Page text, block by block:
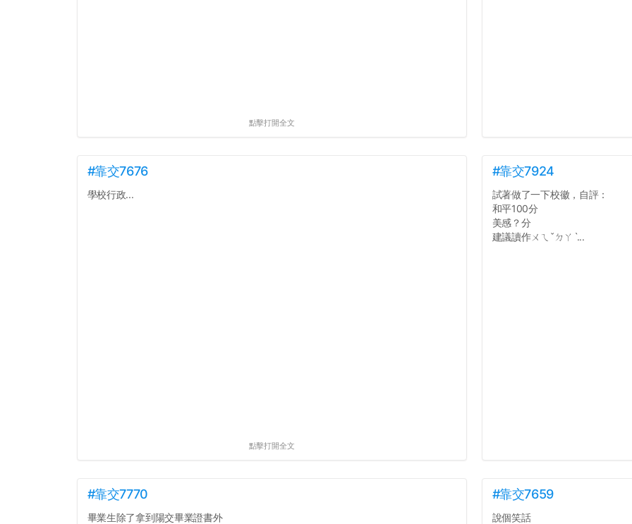
點擊打開全文
#靠交7676
學校行政...
點擊打開全文
#靠交7924
試著做了一下校徽，自評：
和平100分
美感？分
建議讀作ㄨㄟˇㄉㄚˋ...
#靠交7770
畢業生除了拿到陽交畢業證書外
#靠交7659
說個笑話